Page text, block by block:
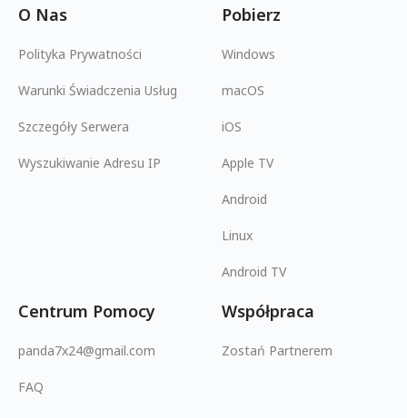
O Nas
Polityka Prywatności
Warunki Świadczenia Usług
Szczegóły Serwera
Wyszukiwanie Adresu IP
Pobierz
Windows
macOS
iOS
Apple TV
Android
Linux
Android TV
Centrum Pomocy
panda7x24@gmail.com
FAQ
Współpraca
Zostań Partnerem